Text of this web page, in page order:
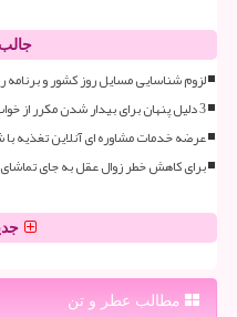
لزوم شناسایی مسایل روز کشور و برنامه
3 دلیل پنهان برای بیدار شدن مکرر از خواب در هنگام شب
عرضه خدمات مشاوره ای آنلاین تغذیه با
برای کاهش خطر زوال عقل به جای تماشای
مطالب عطر و تن